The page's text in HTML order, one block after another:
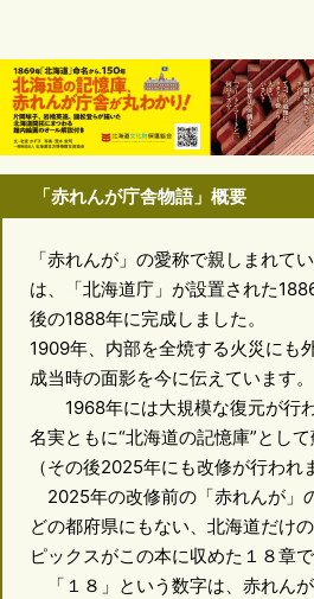
「赤れんが庁舎物語」概要
「赤れんが」の愛称で親しまれて
は、「北海道庁」が設置された
後の1888年に完成しました。
1909年、内部を全焼する火災にも
成当時の面影を今に伝えています。
1968年には大規模な復元が行わ
名実ともに“北海道の記憶庫”として
（その後2025年にも改修が行われ
2025年の改修前の「赤れんが」
どの都府県にもない、北海道だけ
ピックスがこの本に収めた１８章で
「１８」という数字は、赤れん